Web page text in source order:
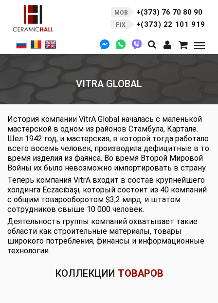
MOB +(373) 76 70 80 90
FIX +(373) 22 101 919
VITRA GLOBAL
История компании VitrA Global началась с маленькой
мастерской в одном из районов Стамбула, Картале.
Шел 1942 год, и мастерская, в которой тогда работало
всего восемь человек, производила дефицитные в то
время изделия из фаянса. Во время Второй Мировой
Войны их было невозможно импортировать в страну.
Теперь компания VitrA входит в состав крупнейшего
холдинга Eczacıbaşı, который состоит из 40 компаний
с общим товарооборотом $3,2 млрд. и штатом
сотрудников свыше 10 000 человек.
Деятельность группы компаний охватывает такие
области как строительные материалы, товары
широкого потребления, финансы и информационные
технологии.
КОЛЛЕКЦИИ ТОВАРОВ